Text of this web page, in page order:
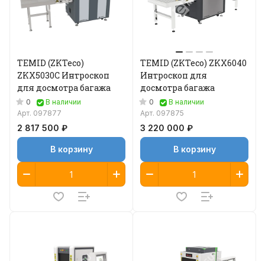
TEMID (ZKTeco)
ZKX5030C Интроскоп
для досмотра багажа
0
В наличии
Арт. 097877
2 817 500 ₽
В корзину
TEMID (ZKTeco) ZKX6040
Интроскоп для
досмотра багажа
0
В наличии
Арт. 097875
3 220 000 ₽
В корзину